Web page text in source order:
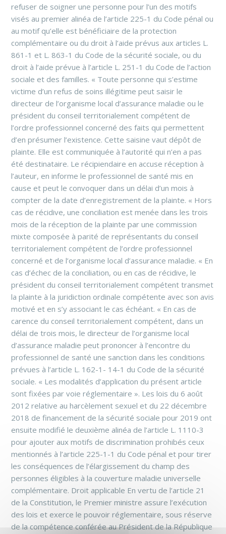
refuser de soigner une personne pour l’un des motifs
visés au premier alinéa de l’article 225-1 du Code pénal ou
au motif qu’elle est bénéficiaire de la protection
complémentaire ou du droit à l’aide prévus aux articles L.
861-1 et L. 863-1 du Code de la sécurité sociale, ou du
droit à l’aide prévue à l’article L. 251-1 du Code de l’action
sociale et des familles. « Toute personne qui s’estime
victime d’un refus de soins illégitime peut saisir le
directeur de l’organisme local d’assurance maladie ou le
président du conseil territorialement compétent de
l’ordre professionnel concerné des faits qui permettent
d’en présumer l’existence. Cette saisine vaut dépôt de
plainte. Elle est communiquée à l’autorité qui n’en a pas
été destinataire. Le récipiendaire en accuse réception à
l’auteur, en informe le professionnel de santé mis en
cause et peut le convoquer dans un délai d’un mois à
compter de la date d’enregistrement de la plainte. « Hors
cas de récidive, une conciliation est menée dans les trois
mois de la réception de la plainte par une commission
mixte composée à parité de représentants du conseil
territorialement compétent de l’ordre professionnel
concerné et de l’organisme local d’assurance maladie. « En
cas d’échec de la conciliation, ou en cas de récidive, le
président du conseil territorialement compétent transmet
la plainte à la juridiction ordinale compétente avec son avis
motivé et en s’y associant le cas échéant. « En cas de
carence du conseil territorialement compétent, dans un
délai de trois mois, le directeur de l’organisme local
d’assurance maladie peut prononcer à l’encontre du
professionnel de santé une sanction dans les conditions
prévues à l’article L. 162-1- 14-1 du Code de la sécurité
sociale. « Les modalités d’application du présent article
sont fixées par voie réglementaire ». Les lois du 6 août
2012 relative au harcèlement sexuel et du 22 décembre
2018 de financement de la sécurité sociale pour 2019 ont
ensuite modifié le deuxième alinéa de l’article L. 1110-3
pour ajouter aux motifs de discrimination prohibés ceux
mentionnés à l’article 225-1-1 du Code pénal et pour tirer
les conséquences de l’élargissement du champ des
personnes éligibles à la couverture maladie universelle
complémentaire. Droit applicable En vertu de l’article 21
de la Constitution, le Premier ministre assure l’exécution
des lois et exerce le pouvoir réglementaire, sous réserve
de la compétence conférée au Président de la République